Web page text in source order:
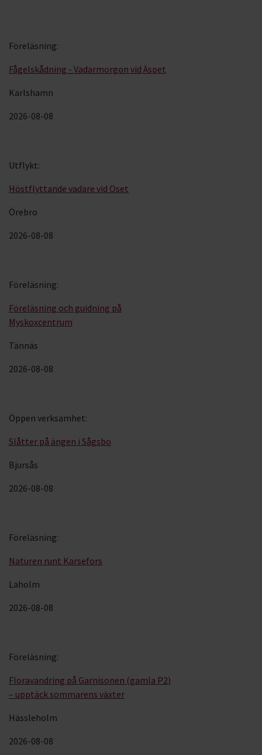
Fågelskådning - Vadarmorgon vid Äspet
Karlshamn
2026-08-08
Föreläsning:
Höstflyttande vadare vid Oset
Örebro
2026-08-08
Utflykt:
Föreläsning och guidning på
Myskoxcentrum
Tännäs
2026-08-08
Föreläsning:
Slåtter på ängen i Sågsbo
Bjursås
2026-08-08
Öppen verksamhet:
Naturen runt Karsefors
Laholm
2026-08-08
Föreläsning:
Floravandring på Garnisonen (gamla P2)
– upptäck sommarens växter
Hässleholm
2026-08-08
Föreläsning: